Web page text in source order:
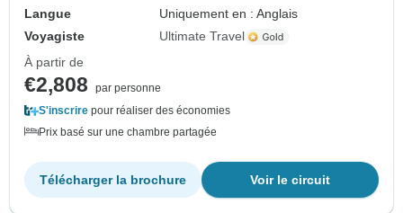
Langue
Uniquement en : Anglais
Voyagiste
Ultimate Travel
À partir de
€2,808
par personne
S'inscrire pour réaliser des économies
Prix basé sur une chambre partagée
Voir le circuit
Télécharger la brochure